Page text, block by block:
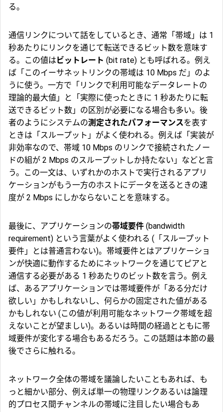
る。
通信リンクについて話をしているとき、通常「帯域」は 1
秒あたりにリンクを通じて転送できるビット数を意味す
る。この値はビットレート (bit rate) とも呼ばれる。例え
ば「このイーサネットリンクの帯域は 10 Mbps だ」のよ
うに使う。一方で「リンクで利用可能なデータレートの
理論的最大値」と「実際に使ったときに 1 秒あたりに転
送できるビット数」の区別が必要になる場合も多い。後
者のようにシステムの測定されたパフォーマンスを表す
ときは「スループット」がよく使われる。例えば「実装が
非効率なので、帯域 10 Mbps のリンクで接続されたノー
ドの組が 2 Mbps のスループットしか持たない」などと言
う。この一文は、いずれかのホストで実行されるアプリ
ケーションがもう一方のホストにデータを送るときの速
度が 2 Mbps にしかならないことを意味する。
最後に、アプリケーションの帯域要件 (bandwidth
requirement) という言葉がよく使われる (「スループット
要件」とは普通言わない)。帯域要件とはアプリケーショ
ンが快適に動作するためにネットワークを通じてピアと
通信する必要がある 1 秒あたりのビット数を言う。例え
ば、あるアプリケーションでは帯域要件が「ある分だけ
欲しい」かもしれないし、何らかの固定された値がある
かもしれない (この値が利用可能なネットワーク帯域を超
えないことが望ましい)。あるいは時間の経過とともに帯
域要件が変化する場合もあるだろう。この話題は本節の最
後でさらに触れる。
ネットワーク全体の帯域を議論したいこともあれば、も
っと細かい部分、例えば単一の物理リンクあるいは論理
的プロセス間チャンネルの帯域に注目したい場合もあ